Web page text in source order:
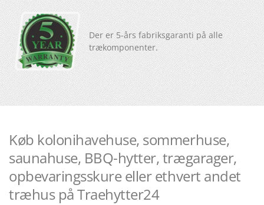
Der er 5-års fabriksgaranti på alle
trækomponenter.
Køb kolonihavehuse, sommerhuse,
saunahuse, BBQ-hytter, trægarager,
opbevaringsskure eller ethvert andet
træhus på Traehytter24